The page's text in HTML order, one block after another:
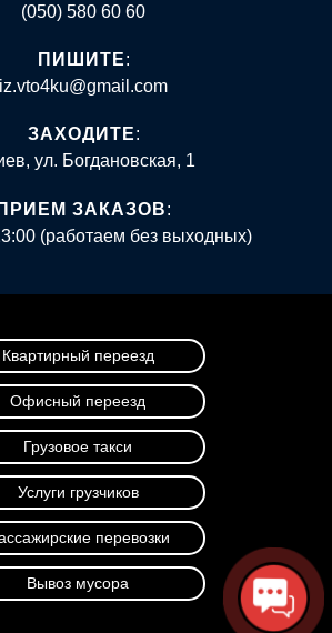
(050) 580 60 60
ПИШИТЕ:
iz.vto4ku@gmail.com
ЗАХОДИТЕ:
ул. Богдановская, 1
ПРИЕМ ЗАКАЗОВ:
(работаем без выходных)
Квартирный переезд
Офисный переезд
Грузовое такси
Услуги грузчиков
перевозки
Вывоз мусора